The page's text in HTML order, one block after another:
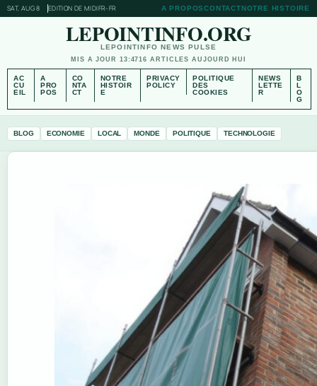
SAT, AUG 8 EDITION DE MIDIFR-FR A PROPOSCONTACTNOTRE HISTOIRE
LEPOINTINFO.ORG
LEPOINTINFO NEWS PULSE
MIS A JOUR 13:4716 ARTICLES AUJOURD HUI
AC
CU
EIL
A
PRO
POS
CO
NTA
CT
NOTRE
HISTOIR
E
PRIVACY
POLICY
POLITIQUE
DES
COOKIES
NEWS
LETTE
R
B
L
O
G
BLOG ECONOMIE LOCAL MONDE POLITIQUE TECHNOLOGIE